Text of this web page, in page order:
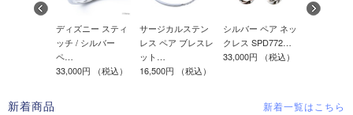
ディズニー スティ
ッチ / シルバー
ペ…
33,000円 （税込）
サージカルステン
レス ペア ブレスレ
ット…
16,500円 （税込）
シルバー ペア ネッ
クレス SPD772…
33,000円 （税込）
新着商品 新着一覧はこちら